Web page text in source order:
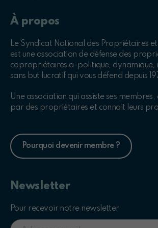
À propos
Le Syndicat National des Propriétaires
est une association de défense des
copropriétaires a-politique, dynamique,
sans but lucratif qui vous défend depuis
Une association qui assiste ses
par des propriétaires et connait leurs
Pourquoi devenir membre ?
Newsletter
Pour recevoir notre newsletter